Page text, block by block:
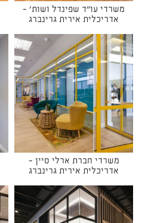
משרדי עו"ד שפינדל ושות' -
אדריכלית אירית גרינברג
משרדי חברת ארלי סיין -
אדריכלית אירית גרינברג